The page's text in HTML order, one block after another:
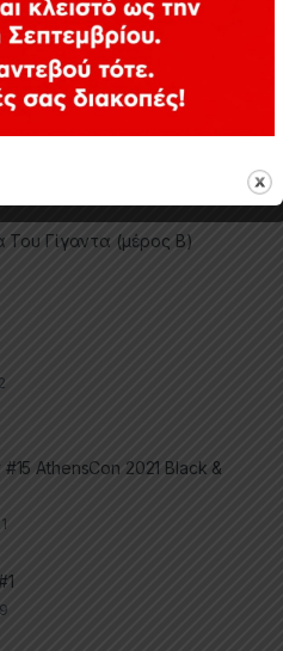
συνδεθείτε.
Του Γίγαντα (μέρος Β)
AthensCon 2021 Black &